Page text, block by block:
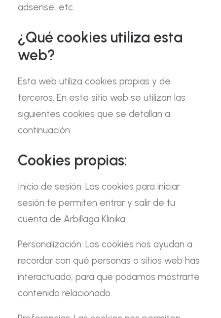
adsense, etc.
¿Qué cookies utiliza esta
web?
Esta web utiliza cookies propias y de
terceros. En este sitio web se utilizan las
siguientes cookies que se detallan a
continuación:
Cookies propias:
Inicio de sesión: Las cookies para iniciar
sesión te permiten entrar y salir de tu
cuenta de Arbillaga Klinika.
Personalización: Las cookies nos ayudan a
recordar con qué personas o sitios web has
interactuado, para que podamos mostrarte
contenido relacionado.